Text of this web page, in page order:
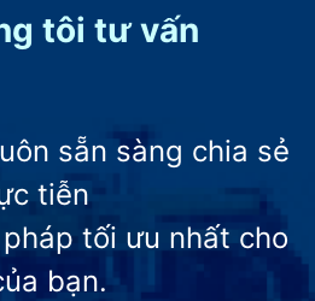
tôi tư vấn
sẵn sàng chia sẻ
tiễn
tối ưu nhất cho
bạn.